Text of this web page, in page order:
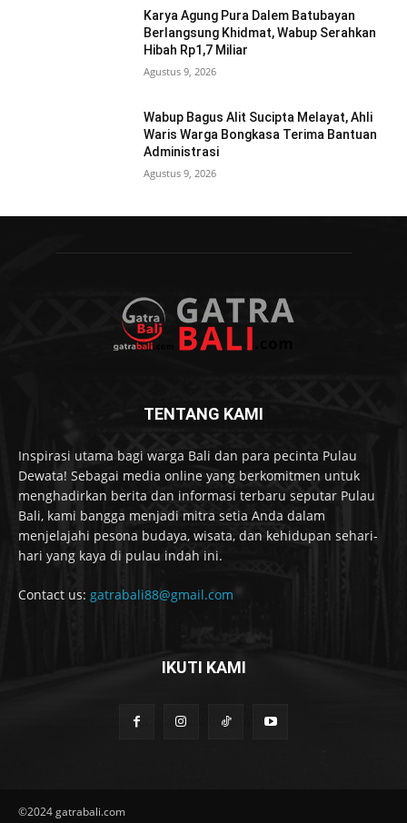
Karya Agung Pura Dalem Batubayan
Berlangsung Khidmat, Wabup Serahkan
Hibah Rp1,7 Miliar
Agustus 9, 2026
Wabup Bagus Alit Sucipta Melayat, Ahli
Waris Warga Bongkasa Terima Bantuan
Administrasi
Agustus 9, 2026
TENTANG KAMI
Inspirasi utama bagi warga Bali dan para pecinta Pulau
Dewata! Sebagai media online yang berkomitmen untuk
menghadirkan berita dan informasi terbaru seputar Pulau
Bali, kami bangga menjadi mitra setia Anda dalam
menjelajahi pesona budaya, wisata, dan kehidupan sehari-
hari yang kaya di pulau indah ini.
Contact us: gatrabali88@gmail.com
IKUTI KAMI
©2024 gatrabali.com